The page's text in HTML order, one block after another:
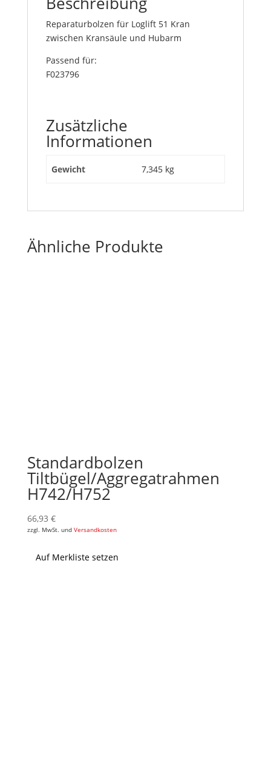
Reparaturbolzen für Loglift 51 Kran
zwischen Kransäule und Hubarm
Passend für:
F023796
Zusätzliche
Informationen
Gewicht 7,345 kg
Ähnliche Produkte
Standardbolzen
Tiltbügel/Aggregatrahmen
H742/H752
66,93 €
zzgl. MwSt. und Versandkosten
Auf Merkliste setzen